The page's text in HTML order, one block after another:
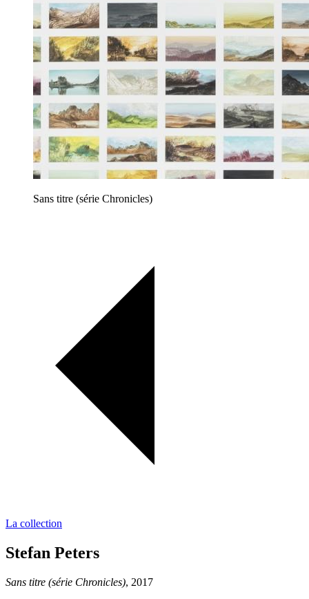
Sans titre (série Chronicles)
La collection
Stefan Peters
Sans titre (série Chronicles), 2017